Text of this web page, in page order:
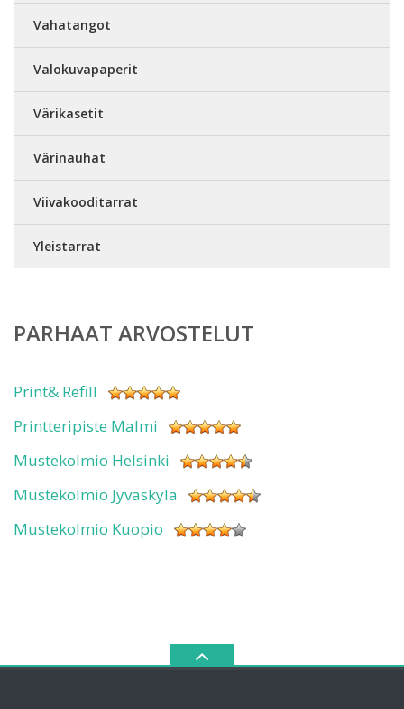
Vahatangot
Valokuvapaperit
Värikasetit
Värinauhat
Viivakooditarrat
Yleistarrat
PARHAAT ARVOSTELUT
Print& Refill
Printteripiste Malmi
Mustekolmio Helsinki
Mustekolmio Jyväskylä
Mustekolmio Kuopio